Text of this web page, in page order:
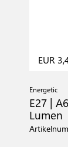
EUR
Energetic
E27 |
Lumen